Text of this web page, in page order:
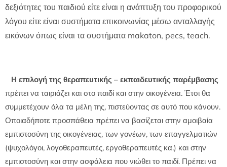
δεξιότητες του παιδιού είτε είναι η ανάπτυξη του προφορικού
λόγου είτε είναι συστήματα επικοινωνίας μέσω ανταλλαγής
εικόνων όπως είναι τα συστήματα makaton, pecs, teach.
Η επιλογή της θεραπευτικής – εκπαιδευτικής παρέμβασης
πρέπει να ταιριάζει και στο παιδί και στην οικογένεια. Έτσι θα
συμμετέχουν όλα τα μέλη της, πιστεύοντας σε αυτό που κάνουν.
Οποιαδήποτε προσπάθεια πρέπει να βασίζεται στην αμοιβαία
εμπιστοσύνη της οικογένειας, των γονέων, των επαγγελματιών
(ψυχολόγοι, λογοθεραπευτές, εργοθεραπευτές κα.) και στην
εμπιστοσύνη και στην ασφάλεια που νιώθει το παιδί. Πρέπει να